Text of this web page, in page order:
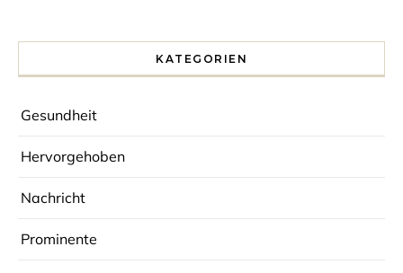
KATEGORIEN
Gesundheit
Hervorgehoben
Nachricht
Prominente